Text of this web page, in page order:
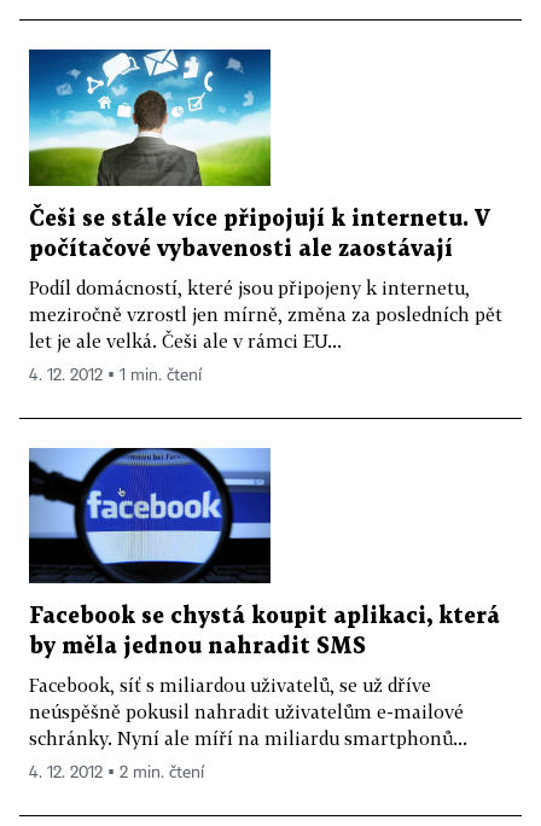
Češi se stále více připojují k internetu. V
počítačové vybavenosti ale zaostávají
Podíl domácností, které jsou připojeny k internetu,
meziročně vzrostl jen mírně, změna za posledních pět
let je ale velká. Češi ale v rámci EU...
4. 12. 2012 ▪ 1 min. čtení
Facebook se chystá koupit aplikaci, která
by měla jednou nahradit SMS
Facebook, síť s miliardou uživatelů, se už dříve
neúspěšně pokusil nahradit uživatelům e-mailové
schránky. Nyní ale míří na miliardu smartphonů...
4. 12. 2012 ▪ 2 min. čtení